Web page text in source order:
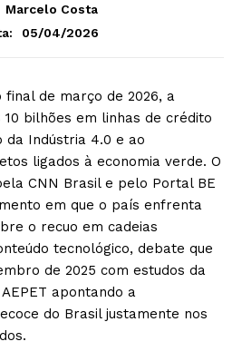
Marcelo Costa
05/04/2026
final de março de 2026, a
10 bilhões em linhas de crédito
da Indústria 4.0 e ao
ligados à economia verde. O
CNN Brasil e pelo Portal BE
em que o país enfrenta
o recuo em cadeias
tecnológico, debate que
de 2025 com estudos da
apontando a
do Brasil justamente nos